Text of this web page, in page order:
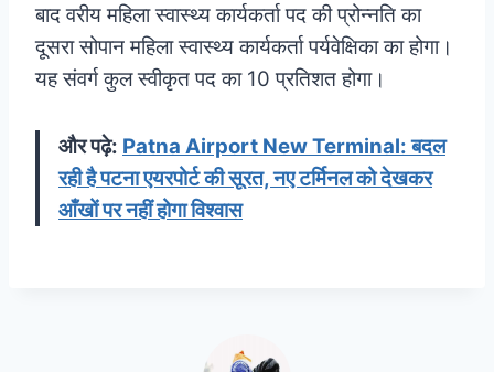
बाद वरीय महिला स्वास्थ्य कार्यकर्ता पद की प्रोन्नति का
दूसरा सोपान महिला स्वास्थ्य कार्यकर्ता पर्यवेक्षिका का होगा।
यह संवर्ग कुल स्वीकृत पद का 10 प्रतिशत होगा।
और पढ़े: Patna Airport New Terminal: बदल
रही है पटना एयरपोर्ट की सूरत, नए टर्मिनल को देखकर
आँखों पर नहीं होगा विश्वास